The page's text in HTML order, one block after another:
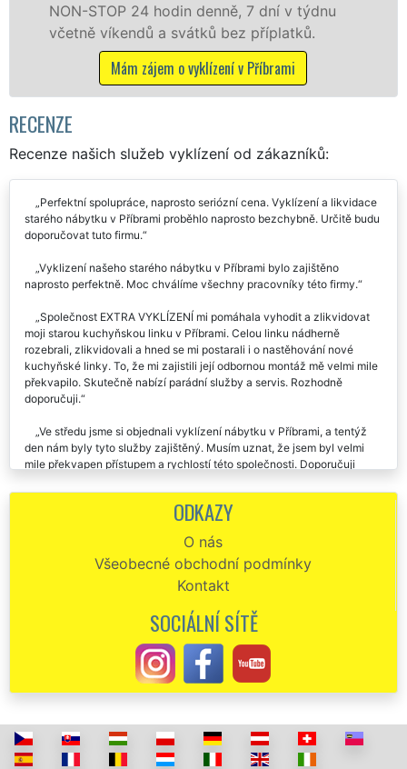
24 hodin denně, 7 dní v týdnu
a svátků bez příplatků.
Mám zájem o vyklízení v Příbrami
STOP bez
RECENZE
Recenze našich služeb vyklízení od zákazníků:
Perfektní spolupráce, naprosto seriózní cena. Vyklízení a likvidace
starého nábytku v Příbrami proběhlo naprosto bezchybně. Určitě budu
doporučovat tuto firmu.
Vyklizení našeho starého nábytku v Příbrami bylo zajištěno
naprosto perfektně. Moc chválíme všechny pracovníky této firmy.
Společnost EXTRA VYKLÍZENÍ mi pomáhala vyhodit a zlikvidovat
moji starou kuchyňskou linku v Příbrami. Celou linku nádherně
rozebrali, zlikvidovali a hned se mi postarali i o nastěhování nové
kuchyňské linky. To, že mi zajistili její odbornou montáž mě velmi mile
překvapilo. Skutečně nabízí parádní služby a servis. Rozhodně
doporučuji.
Ve středu jsme si objednali vyklízení nábytku v Příbrami, a tentýž
den nám byly tyto služby zajištěný. Musím uznat, že jsem byl velmi
mile překvapen přístupem a rychlostí této společnosti. Doporučuji
Minulý týden nám firma EXTRA VYKLÍZENÍ zajišťovala vyklízení
pracovití zaměstnanci. Po vyklízení veškerého nábytku nám zajistili i
špičkové úklidové služby. Děkujeme a moc moc chválíme.
Chtěla bych moc pochválit a poděkovat této společnosti, že se mi
postarali o vyklizení veškerého starého nábytku z mého bytu v
Příbrami. Ještě jednou děkuju a doporučuju.
Vyklizení staré sedací soupravy v Příbrami. Vše proběhlo na
ODKAZY
O nás
Všeobecné obchodní podmínky
Kontakt
SOCIÁLNÍ SÍTĚ